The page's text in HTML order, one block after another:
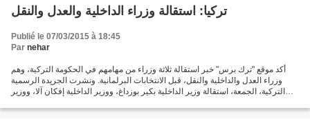
تركيا: استقالة وزراء الداخلية والعدل والنقل
Publié le 07/03/2015 à 18:45
Par nehar
أكد موقع "ترك برس" خبر استقالة ثلاثة وزراء من مهامهم في الحكومة التركية، وهم
وزراء العدل والداخلية والنقل، قبل الانتخابات البرلمانية. ونشرت الجريدة الرسمية
التركية، الجمعة، استقالة وزير الداخلية بكير بوزداغ، ووزير الداخلية إفكان آلا، ووزير